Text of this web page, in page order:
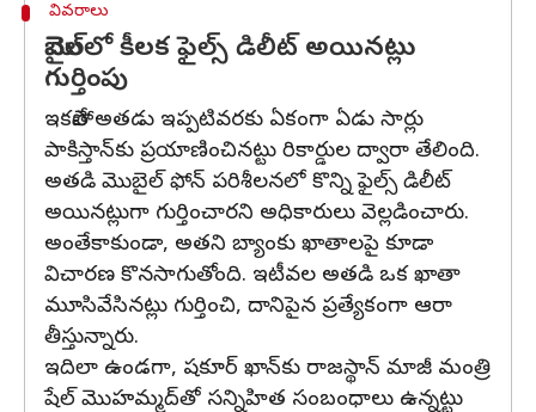
వివరాలు
మొబైల్‌లో కీలక ఫైల్స్ డిలీట్ అయినట్లు
గుర్తింపు
ఇకపోతే అతడు ఇప్పటివరకు ఏకంగా ఏడు సార్లు
పాకిస్తాన్‌కు ప్రయాణించినట్టు రికార్డుల ద్వారా తేలింది.
అతడి మొబైల్ ఫోన్‌ పరిశీలనలో కొన్ని ఫైల్స్ డిలీట్
అయినట్లుగా గుర్తించారని అధికారులు వెల్లడించారు.
అంతేకాకుండా, అతని బ్యాంకు ఖాతాలపై కూడా
విచారణ కొనసాగుతోంది. ఇటీవల అతడి ఒక ఖాతా
మూసివేసినట్లు గుర్తించి, దానిపైన ప్రత్యేకంగా ఆరా
తీస్తున్నారు.
ఇదిలా ఉండగా, షకూర్ ఖాన్‌కు రాజస్థాన్ మాజీ మంత్రి
షేల్ మొహమ్మద్‌తో సన్నిహిత సంబంధాలు ఉన్నట్టు